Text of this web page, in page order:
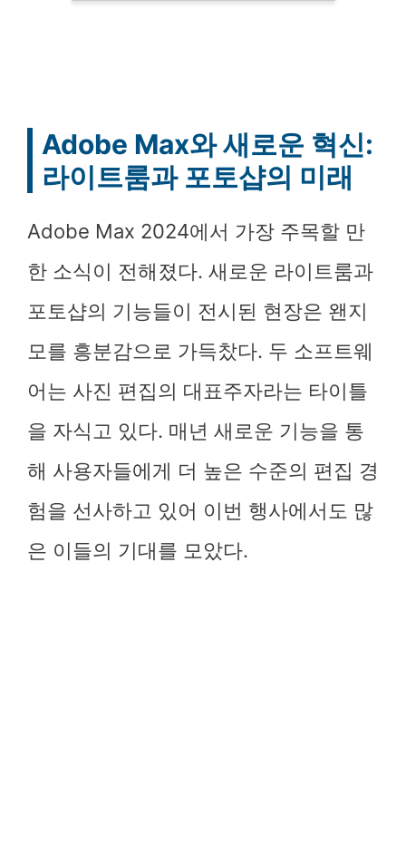
Adobe Max와 새로운 혁신:
라이트룸과 포토샵의 미래
Adobe Max 2024에서 가장 주목할 만
한 소식이 전해졌다. 새로운 라이트룸과
포토샵의 기능들이 전시된 현장은 왠지
모를 흥분감으로 가득찼다. 두 소프트웨
어는 사진 편집의 대표주자라는 타이틀
을 자식고 있다. 매년 새로운 기능을 통
해 사용자들에게 더 높은 수준의 편집 경
험을 선사하고 있어 이번 행사에서도 많
은 이들의 기대를 모았다.